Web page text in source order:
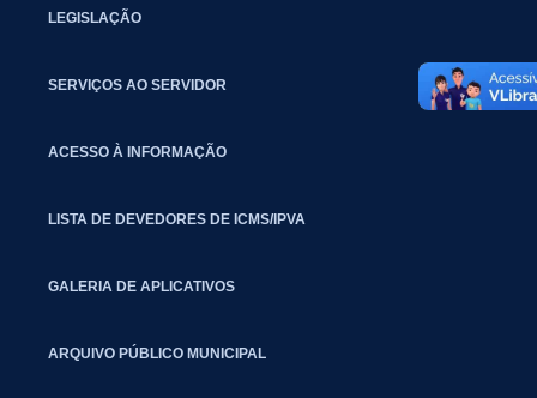
LEGISLAÇÃO
SERVIÇOS AO SERVIDOR
ACESSO À INFORMAÇÃO
LISTA DE DEVEDORES DE ICMS/IPVA
GALERIA DE APLICATIVOS
ARQUIVO PÚBLICO MUNICIPAL